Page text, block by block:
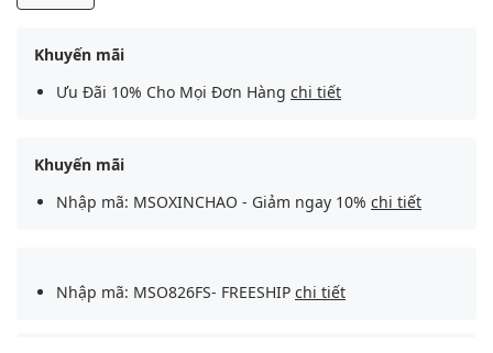
Khuyến mãi
Ưu Đãi 10% Cho Mọi Đơn Hàng chi tiết
Khuyến mãi
Nhập mã: MSOXINCHAO - Giảm ngay 10% chi tiết
Nhập mã: MSO826FS- FREESHIP chi tiết